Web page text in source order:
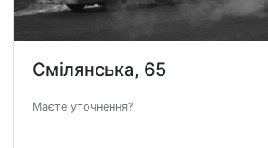
Смілянська, 65
Маєте уточнення?
Support Ukraine
Share this widget